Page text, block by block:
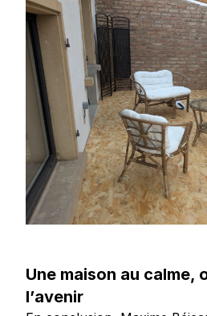
Une maison au calme,
l’avenir